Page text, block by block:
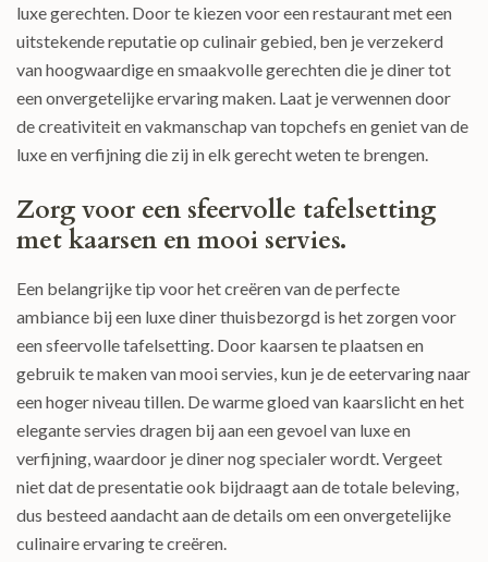
luxe gerechten. Door te kiezen voor een restaurant met een
uitstekende reputatie op culinair gebied, ben je verzekerd
van hoogwaardige en smaakvolle gerechten die je diner tot
een onvergetelijke ervaring maken. Laat je verwennen door
de creativiteit en vakmanschap van topchefs en geniet van de
luxe en verfijning die zij in elk gerecht weten te brengen.
Zorg voor een sfeervolle tafelsetting
met kaarsen en mooi servies.
Een belangrijke tip voor het creëren van de perfecte
ambiance bij een luxe diner thuisbezorgd is het zorgen voor
een sfeervolle tafelsetting. Door kaarsen te plaatsen en
gebruik te maken van mooi servies, kun je de eetervaring naar
een hoger niveau tillen. De warme gloed van kaarslicht en het
elegante servies dragen bij aan een gevoel van luxe en
verfijning, waardoor je diner nog specialer wordt. Vergeet
niet dat de presentatie ook bijdraagt aan de totale beleving,
dus besteed aandacht aan de details om een onvergetelijke
culinaire ervaring te creëren.